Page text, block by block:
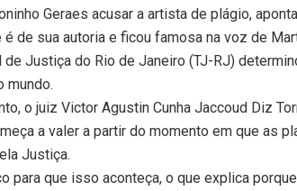
Geraes acusar a artista de plágio,
de sua autoria e ficou famosa na voz de
de Justiça do Rio de Janeiro (TJ-RJ)
mundo.
o juiz Victor Agustin Cunha Jaccoud Diz
a valer a partir do momento em que as
Justiça.
para que isso aconteça, o que explica